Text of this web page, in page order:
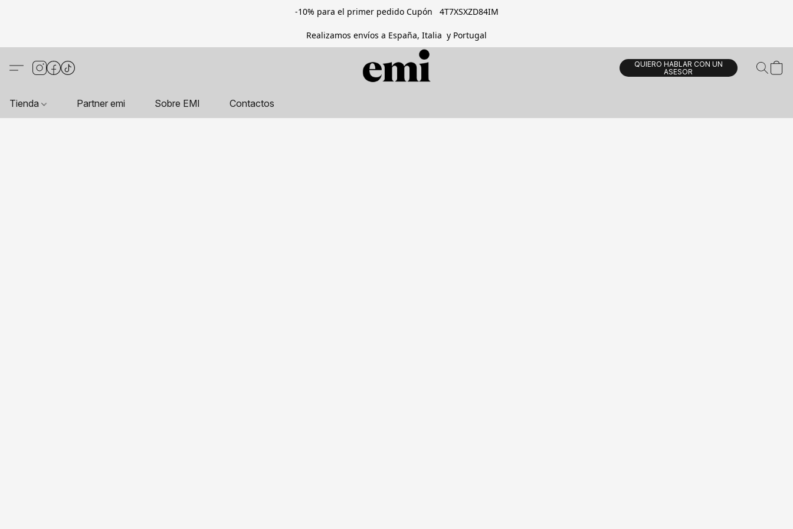
-10% para el primer pedido Cupón 4T7XSXZD84IM
Realizamos envíos a España, Italia y Portugal
QUIERO HABLAR CON UN
ASESOR
Tienda Partner emi Sobre EMI Contactos